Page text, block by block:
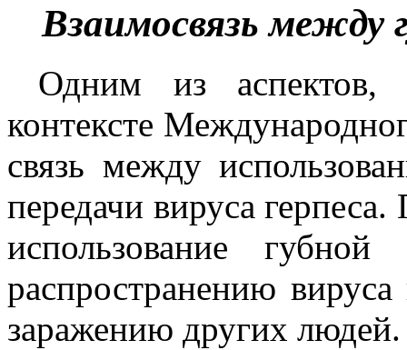
Взаимосвязь между
Одним из аспектов,
контексте
связь между
передачи вируса
использование
распространению
заражению других людей.